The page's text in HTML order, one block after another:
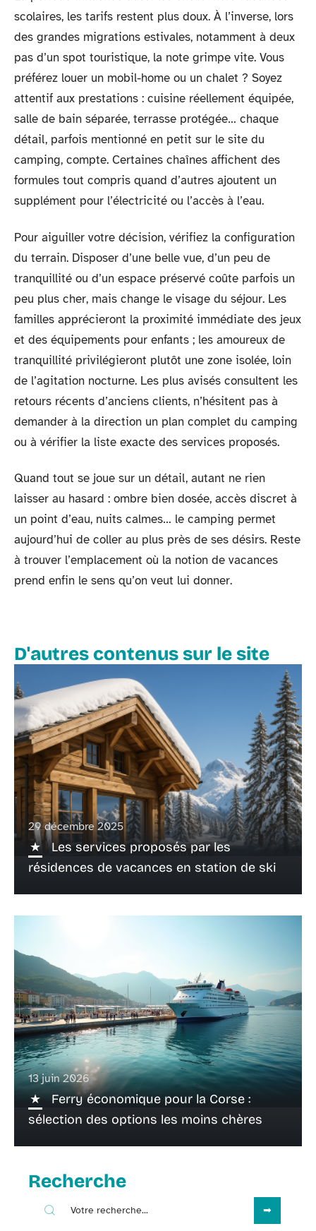
scolaires, les tarifs restent plus doux. À l’inverse, lors
des grandes migrations estivales, notamment à deux
pas d’un spot touristique, la note grimpe vite. Vous
préférez louer un mobil-home ou un chalet ? Soyez
attentif aux prestations : cuisine réellement équipée,
salle de bain séparée, terrasse protégée… chaque
détail, parfois mentionné en petit sur le site du
camping, compte. Certaines chaînes affichent des
formules tout compris quand d’autres ajoutent un
supplément pour l’électricité ou l’accès à l’eau.
Pour aiguiller votre décision, vérifiez la configuration
du terrain. Disposer d’une belle vue, d’un peu de
tranquillité ou d’un espace préservé coûte parfois un
peu plus cher, mais change le visage du séjour. Les
familles apprécieront la proximité immédiate des jeux
et des équipements pour enfants ; les amoureux de
tranquillité privilégieront plutôt une zone isolée, loin
de l’agitation nocturne. Les plus avisés consultent les
retours récents d’anciens clients, n’hésitent pas à
demander à la direction un plan complet du camping
ou à vérifier la liste exacte des services proposés.
Quand tout se joue sur un détail, autant ne rien
laisser au hasard : ombre bien dosée, accès discret à
un point d’eau, nuits calmes… le camping permet
aujourd’hui de coller au plus près de ses désirs. Reste
à trouver l’emplacement où la notion de vacances
prend enfin le sens qu’on veut lui donner.
D'autres contenus sur le site
29 décembre 2025
Les services proposés par les
résidences de vacances en station de ski
13 juin 2026
Ferry économique pour la Corse :
sélection des options les moins chères
Recherche